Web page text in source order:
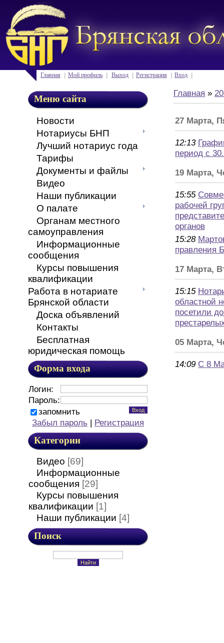
Главная Мой профиль Выход Регистрация Вход
Меню сайта
Новости
Нотариусы БНП
Лучший нотариус года
Тарифы
Документы и файлы
Видео
Наши публикации
О палате
Органам местного
самоуправления
Информационные
сообщения
Курсы повышения
квалификации
Работа в нотариате
Брянской области
Доска объявлений
Контакты
Бесплатная
юридическая помощь
Форма входа
Логин:
Пароль:
запомнить
Забыл пароль | Регистрация
Категории
Видео [69]
Информационные
сообщения [29]
Курсы повышения
квалификации [1]
Наши публикации [4]
Поиск
Главная »
27 Марта,
12:13
период с
19 Марта,
15:55
рабочей
органов
15:28
правления
17 Марта,
15:15
областной
посетили
05 Марта,
14:09 С 8